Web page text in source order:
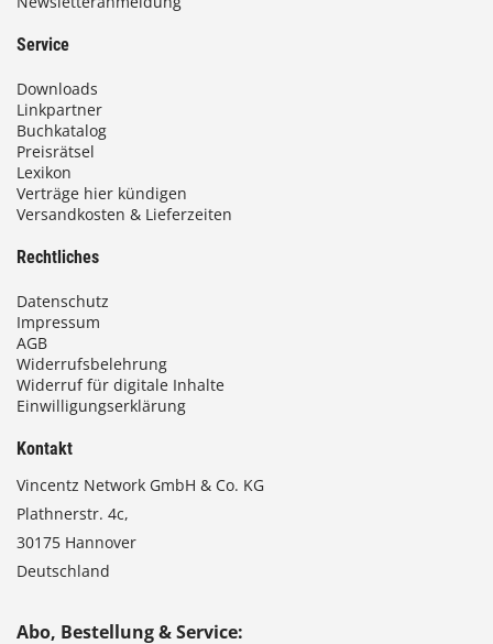
Service
Downloads
Linkpartner
Buchkatalog
Preisrätsel
Lexikon
Verträge hier kündigen
Versandkosten & Lieferzeiten
Rechtliches
Datenschutz
Impressum
AGB
Widerrufsbelehrung
Widerruf für digitale Inhalte
Einwilligungserklärung
Kontakt
Vincentz Network GmbH & Co. KG
Plathnerstr. 4c,
30175 Hannover
Deutschland
Abo, Bestellung & Service: